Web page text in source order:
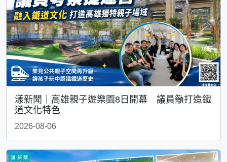
漾新聞｜高雄親子遊樂園8日開幕 議員籲打造鐵
道文化特色
2026-08-06